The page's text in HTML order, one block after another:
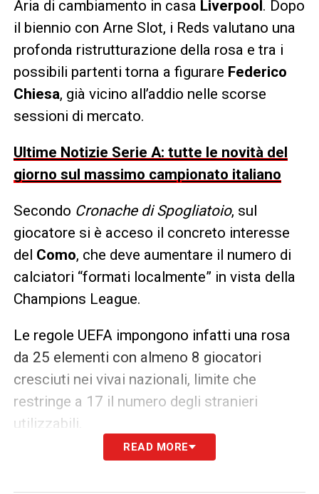
Aria di cambiamento in casa Liverpool. Dopo
il biennio con Arne Slot, i Reds valutano una
profonda ristrutturazione della rosa e tra i
possibili partenti torna a figurare Federico
Chiesa, già vicino all’addio nelle scorse
sessioni di mercato.
Ultime Notizie Serie A: tutte le novità del
giorno sul massimo campionato italiano
Secondo Cronache di Spogliatoio, sul
giocatore si è acceso il concreto interesse
del Como, che deve aumentare il numero di
calciatori “formati localmente” in vista della
Champions League.
Le regole UEFA impongono infatti una rosa
da 25 elementi con almeno 8 giocatori
cresciuti nei vivai nazionali, limite che
restringe a 17 il numero degli stranieri
utilizzabili.
In quest’ottica, Chiesa rappresenta un profilo
READ MORE